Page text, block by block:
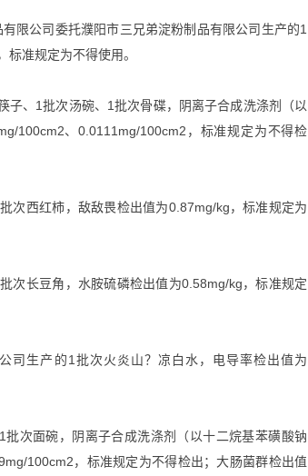
公司委托濮阳市三兄弟淀粉制品有限公司生产的1
准规定为不得使用。
、1批次汤碗、1批次骨碟，阴离子合成洗涤剂（以
100cm2、0.0111mg/100cm2，标准规定为不得检
西红柿，敌敌畏检出值为0.87mg/kg，标准规定为
长豆角，水胺硫磷检出值为0.58mg/kg，标准规定
生产的1批次火炎山？凉白水，电导率检出值为
次面碗，阴离子合成洗涤剂（以十二烷基苯磺酸钠
100cm2，标准规定为不得检出；大肠菌群检出值